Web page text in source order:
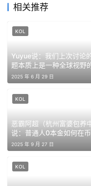
向用好幾篇文章來補足
這樣你懂了嗎 智障哈
報應
你的每一篇文章完全根
翻我的回覆啊我都有找
相关推荐
Yuyue说：我们上次讨论
题本质上是一种全球视野
利
2025 年 6 月 29 日
KOL
恶霸阿超（杭州富婆包养中
说：普通人0本金如何在币
年稳赚50万
2025 年 9 月 27 日
KOL
KOL